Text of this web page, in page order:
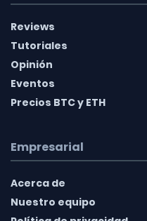
Reviews
Tutoriales
Opinión
Eventos
Precios BTC y ETH
Empresarial
Acerca de
Nuestro equipo